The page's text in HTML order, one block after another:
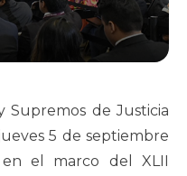
Supremos de Justicia
5 de septiembre
el marco del XLII